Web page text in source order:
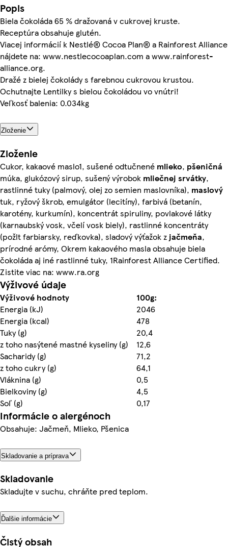
Popis
Biela čokoláda 65 % dražovaná v cukrovej kruste.
Receptúra obsahuje glutén.
Viacej informácií k Nestlé® Cocoa Plan® a Rainforest Alliance
nájdete na: www.nestlecocoaplan.com a www.rainforest-
alliance.org.
Dražé z bielej čokolády s farebnou cukrovou krustou.
Ochutnajte Lentilky s bielou čokoládou vo vnútri!
Veľkosť balenia: 0.034kg
Zloženie
Zloženie
Cukor, kakaové maslo1, sušené odtučnené mlieko, pšeničná
múka, glukózový sirup, sušený výrobok mliečnej srvátky,
rastlinné tuky (palmový, olej zo semien maslovníka), maslový
tuk, ryžový škrob, emulgátor (lecitíny), farbivá (betanín,
karotény, kurkumín), koncentrát spiruliny, povlakové látky
(karnaubský vosk, včelí vosk biely), rastlinné koncentráty
(požlt farbiarsky, reďkovka), sladový výťažok z jačmeňa,
prírodné arómy, Okrem kakaového masla obsahuje biela
čokoláda aj iné rastlinné tuky, 1Rainforest Alliance Certified.
Zistite viac na: www.ra.org
Výživové údaje
Výživové hodnoty
100g:
Energia (kJ)
2046
Energia (kcal)
478
Tuky (g)
20,4
z toho nasýtené mastné kyseliny (g)
12,6
Sacharidy (g)
71,2
z toho cukry (g)
64,1
Vláknina (g)
0,5
Bielkoviny (g)
4,5
Soľ (g)
0,17
Informácie o alergénoch
Obsahuje: Jačmeň, Mlieko, Pšenica
Skladovanie a príprava
Skladovanie
Skladujte v suchu, chráňte pred teplom.
Ďalšie informácie
Čistý obsah